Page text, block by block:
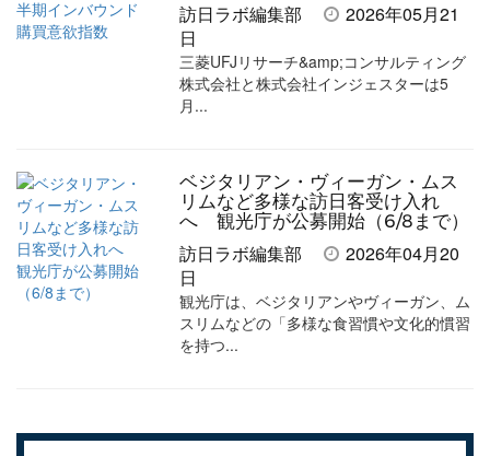
訪日ラボ編集部
2026年05月21
日
三菱UFJリサーチ&amp;コンサルティング
株式会社と株式会社インジェスターは5
月...
ベジタリアン・ヴィーガン・ムス
リムなど多様な訪日客受け入れ
へ 観光庁が公募開始（6/8まで）
訪日ラボ編集部
2026年04月20
日
観光庁は、ベジタリアンやヴィーガン、ム
スリムなどの「多様な食習慣や文化的慣習
を持つ...